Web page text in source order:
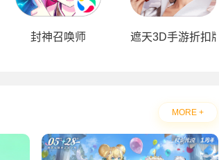
封神召唤师 遮天3D手游折扣
MORE +